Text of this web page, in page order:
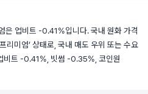
은 업비트 -0.41%입니다. 국내 원화 가격
리미엄’ 상태로, 국내 매도 우위 또는 수요
비트 -0.41%, 빗썸 -0.35%, 코인원